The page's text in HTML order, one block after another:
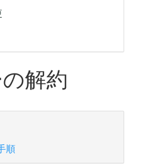
解約
順